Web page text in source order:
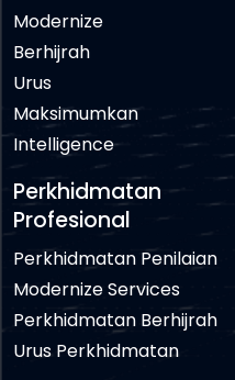
Modernize
Berhijrah
Urus
Maksimumkan
Intelligence
Perkhidmatan
Profesional
Perkhidmatan Penilaian
Modernize Services
Perkhidmatan Berhijrah
Urus Perkhidmatan